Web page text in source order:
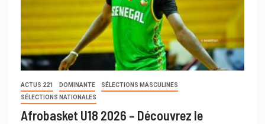
ACTUS 221 DOMINANTE
SÉLECTIONS MASCULINES
SÉLECTIONS NATIONALES
Afrobasket U18 2026 – Découvrez le